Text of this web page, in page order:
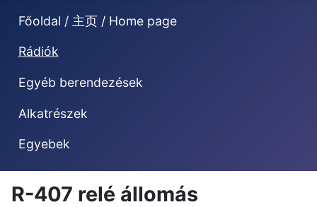
Főoldal / 主页 / Home page
Rádiók
Egyéb berendezések
Alkatrészek
Egyebek
R-407 relé állomás